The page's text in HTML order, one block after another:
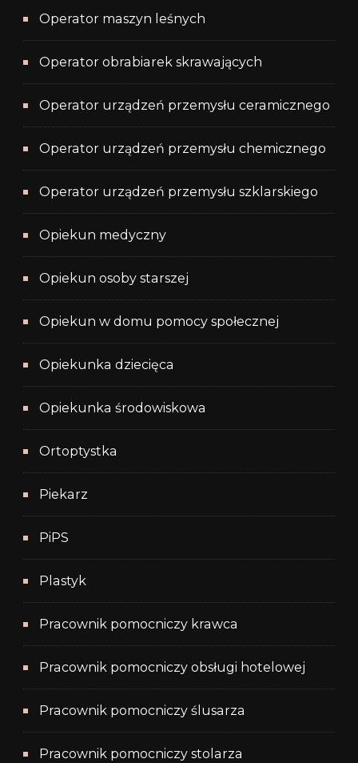
Operator maszyn leśnych
Operator obrabiarek skrawających
Operator urządzeń przemysłu ceramicznego
Operator urządzeń przemysłu chemicznego
Operator urządzeń przemysłu szklarskiego
Opiekun medyczny
Opiekun osoby starszej
Opiekun w domu pomocy społecznej
Opiekunka dziecięca
Opiekunka środowiskowa
Ortoptystka
Piekarz
PiPS
Plastyk
Pracownik pomocniczy krawca
Pracownik pomocniczy obsługi hotelowej
Pracownik pomocniczy ślusarza
Pracownik pomocniczy stolarza